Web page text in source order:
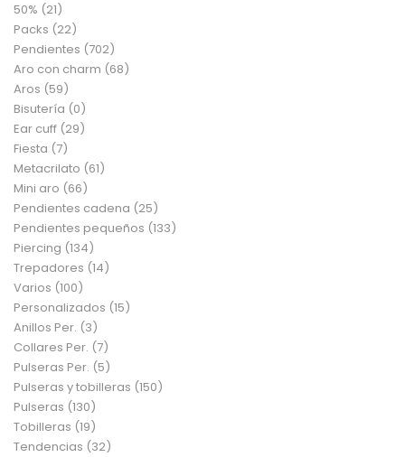
50% (21)
Packs (22)
Pendientes (702)
Aro con charm (68)
Aros (59)
Bisutería (0)
Ear cuff (29)
Fiesta (7)
Metacrilato (61)
Mini aro (66)
Pendientes cadena (25)
Pendientes pequeños (133)
Piercing (134)
Trepadores (14)
Varios (100)
Personalizados (15)
Anillos Per. (3)
Collares Per. (7)
Pulseras Per. (5)
Pulseras y tobilleras (150)
Pulseras (130)
Tobilleras (19)
Tendencias (32)